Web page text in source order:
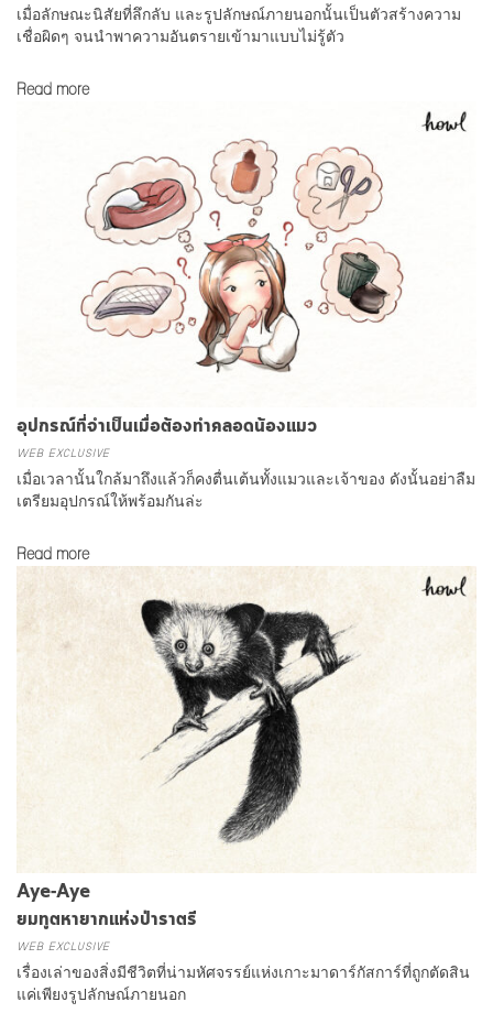
เมื่อลักษณะนิสัยที่ลึกลับ และรูปลักษณ์ภายนอกนั้นเป็นตัวสร้างความ
เชื่อผิดๆ จนนำพาความอันตรายเข้ามาแบบไม่รู้ตัว
Read more
อุปกรณ์ที่จำเป็นเมื่อต้องทำคลอดน้องแมว
WEB EXCLUSIVE
เมื่อเวลานั้นใกล้มาถึงแล้วก็คงตื่นเต้นทั้งแมวและเจ้าของ ดังนั้นอย่าลืม
เตรียมอุปกรณ์ให้พร้อมกันล่ะ
Read more
Aye-Aye
ยมทูตหายากแห่งป่าราตรี
WEB EXCLUSIVE
เรื่องเล่าของสิ่งมีชีวิตที่น่ามหัศจรรย์แห่งเกาะมาดาร์กัสการ์ที่ถูกตัดสิน
แค่เพียงรูปลักษณ์ภายนอก